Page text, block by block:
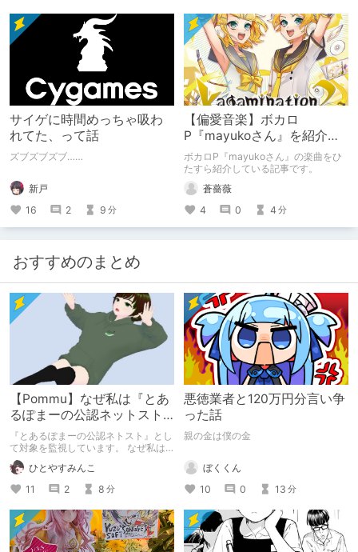
サイゲに時間めっちゃ吸わ
れてた、って話
ズブズブズブ……
新戸
16
2 9 分
【偏愛音楽】ボカロ
P『mayukoさん』を紹介し
たい
ボカロP『mayukoさん』の楽曲をひ
たすら紹介している記事です。
蒼薔薇
4
0 4 分
おすすめのまとめ
【Pommu】なぜ私は『とあ
るぽまーの公認ネットスト
ーカー』になったのか【出
会い編】
『とあるぽまーの公認ネトスト』とし
て対象を監視しています。 なぜ私は
このような行動をとるに至ったのか。
これまでのあゆみを振り返ります。
ひとやすみんこ
11
2 8 分
悪徳業者と120万円分言い争
った話
親の金は僕の金
ぼくくん
10
0 13 分